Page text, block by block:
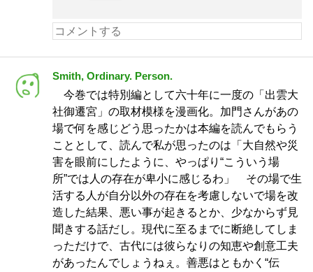
Smith, Ordinary. Person.
今巻では特別編として六十年に一度の「出雲大
社御遷宮」の取材模様を漫画化。加門さんがあの
場で何を感じどう思ったかは本編を読んでもらう
こととして、読んで私が思ったのは「大自然や災
害を眼前にしたように、やっぱり“こういう場
所”では人の存在が卑小に感じるわ」 その場で生
活する人が自分以外の存在を考慮しないで場を改
造した結果、悪い事が起きるとか、少なからず見
聞きする話だし。現代に至るまでに断絶してしま
っただけで、古代には彼らなりの知恵や創意工夫
があったんでしょうねぇ。善悪はともかく“伝